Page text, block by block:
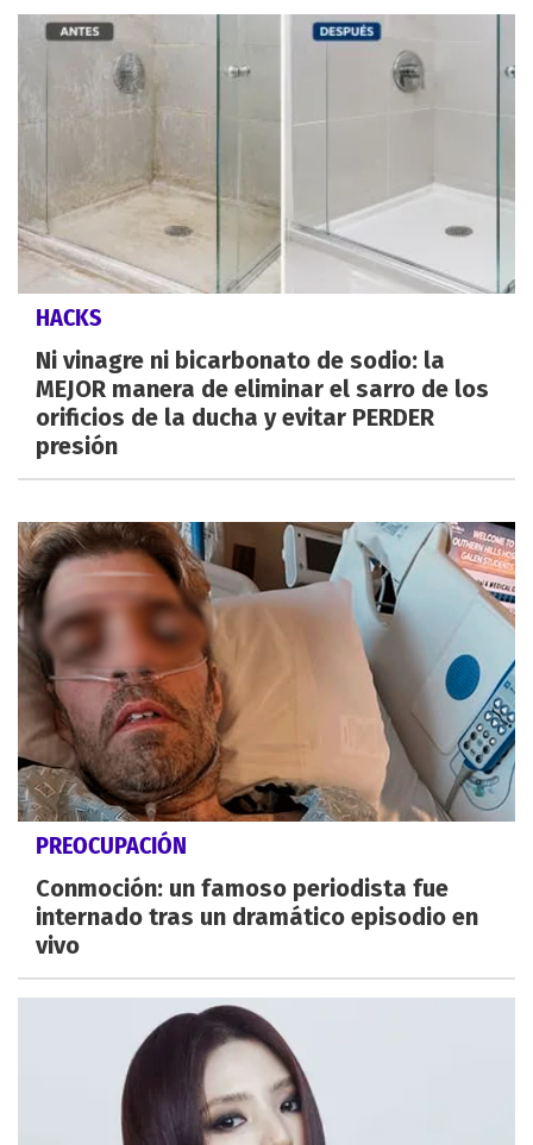
HACKS
Ni vinagre ni bicarbonato de sodio: la
MEJOR manera de eliminar el sarro de los
orificios de la ducha y evitar PERDER
presión
PREOCUPACIÓN
Conmoción: un famoso periodista fue
internado tras un dramático episodio en
vivo